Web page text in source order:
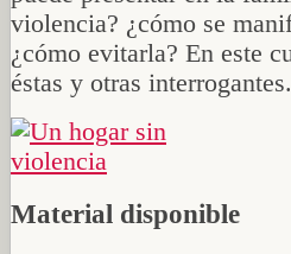
violencia? ¿cómo se
¿cómo evitarla? En este
éstas y otras interrogantes.
Material disponible